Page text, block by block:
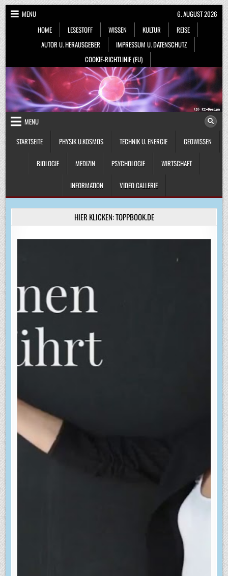
Skip
to
content
MENU
HOME
LESESTOFF WISSEN KULTUR
REISE
AUTOR U. HERAUSGEBER
IMPRESSUM U. DATENSCHUTZ
COOKIE-RICHTLINIE (EU)
6. AUGUST 2026
MENU
STARTSEITE
PHYSIK U.KOSMOS TECHNIK U. ENERGIE GEOWISSEN
BIOLOGIE MEDIZIN PSYCHOLOGIE WIRTSCHAFT
INFORMATION VIDEO GALLERIE
HIER KLICKEN: TOPPBOOK.DE